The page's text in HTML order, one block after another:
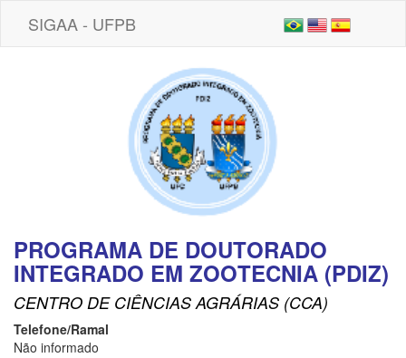
SIGAA - UFPB
PROGRAMA DE DOUTORADO
INTEGRADO EM ZOOTECNIA (PDIZ)
CENTRO DE CIÊNCIAS AGRÁRIAS (CCA)
Telefone/Ramal
Não informado